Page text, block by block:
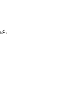
فیلترهای کابین خودرو Huachang Filter عملکرد بهتری دارند، همانطور که در زیر نشان داده شده است.